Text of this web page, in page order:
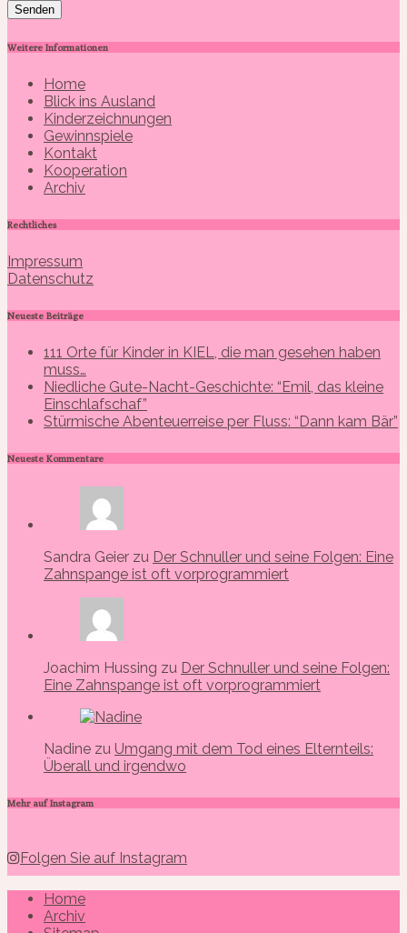
Senden
Weitere Informationen
Home
Blick ins Ausland
Kinderzeichnungen
Gewinnspiele
Kontakt
Kooperation
Archiv
Rechtliches
Impressum
Datenschutz
Neueste Beiträge
111 Orte für Kinder in KIEL, die man gesehen haben
muss…
Niedliche Gute-Nacht-Geschichte: “Emil, das kleine
Einschlafschaf”
Stürmische Abenteuerreise per Fluss: “Dann kam Bär”
Neueste Kommentare
Sandra Geier zu Der Schnuller und seine Folgen: Eine
Zahnspange ist oft vorprogrammiert
Joachim Hussing zu Der Schnuller und seine Folgen:
Eine Zahnspange ist oft vorprogrammiert
Nadine zu Umgang mit dem Tod eines Elternteils:
Überall und irgendwo
Mehr auf Instagram
Folgen Sie auf Instagram
Home
Archiv